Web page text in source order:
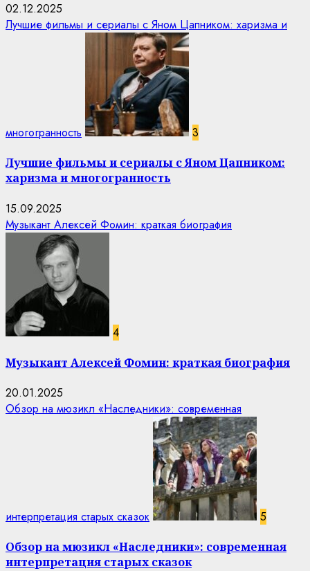
02.12.2025
Лучшие фильмы и сериалы с Яном Цапником: харизма и
многогранность 3
Лучшие фильмы и сериалы с Яном Цапником:
харизма и многогранность
15.09.2025
Музыкант Алексей Фомин: краткая биография
4
Музыкант Алексей Фомин: краткая биография
20.01.2025
Обзор на мюзикл «Наследники»: современная
интерпретация старых сказок 5
Обзор на мюзикл «Наследники»: современная
интерпретация старых сказок